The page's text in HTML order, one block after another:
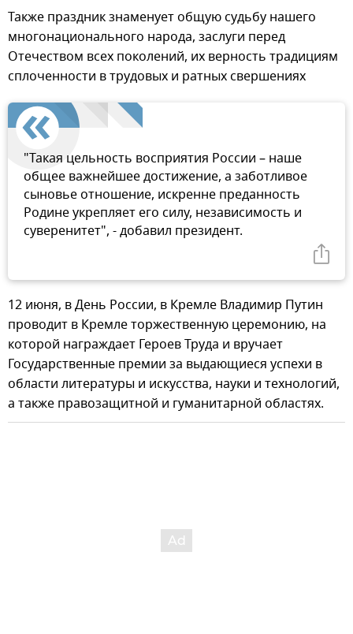
Также праздник знаменует общую судьбу нашего
многонационального народа, заслуги перед
Отечеством всех поколений, их верность традициям
сплоченности в трудовых и ратных свершениях
"Такая цельность восприятия России – наше
общее важнейшее достижение, а заботливое
сыновье отношение, искренне преданность
Родине укрепляет его силу, независимость и
суверенитет", - добавил президент.
12 июня, в День России, в Кремле Владимир Путин
проводит в Кремле торжественную церемонию, на
которой награждает Героев Труда и вручает
Государственные премии за выдающиеся успехи в
области литературы и искусства, науки и технологий,
а также правозащитной и гуманитарной областях.